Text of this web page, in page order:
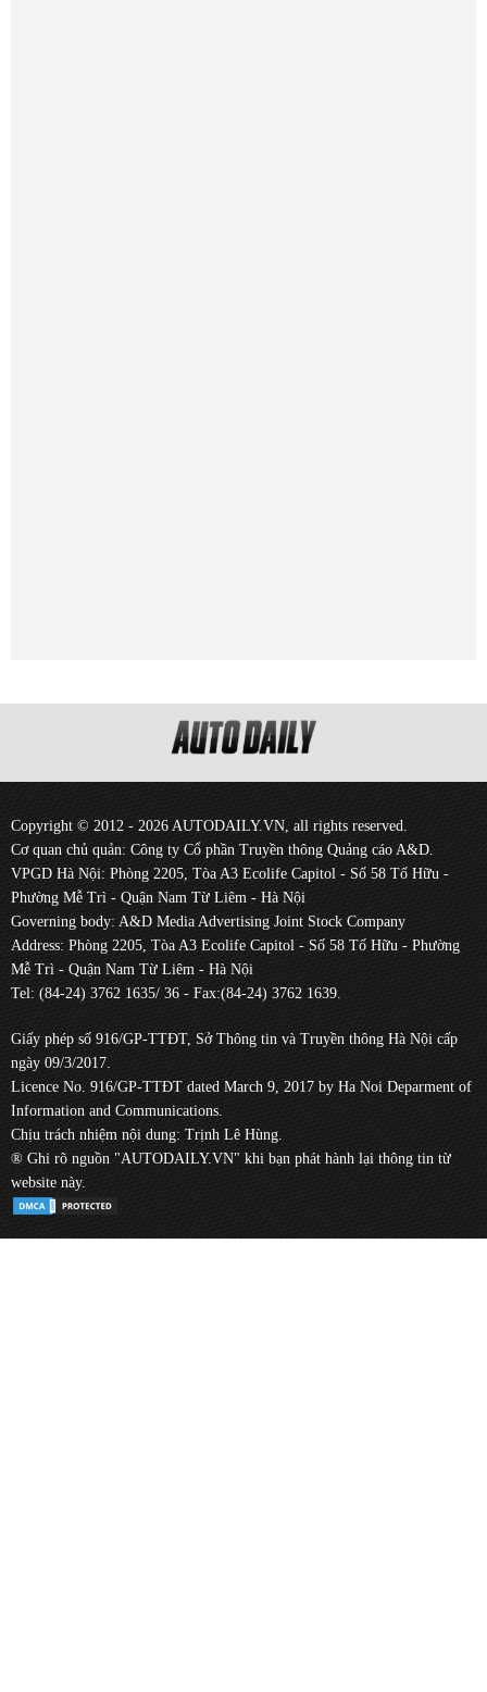
Copyright © 2012 - 2026 AUTODAILY.VN, all rights reserved.
Cơ quan chủ quản: Công ty Cổ phần Truyền thông Quảng cáo A&D.
VPGD Hà Nội: Phòng 2205, Tòa A3 Ecolife Capitol - Số 58 Tố Hữu -
Phường Mễ Trì - Quận Nam Từ Liêm - Hà Nội
Governing body: A&D Media Advertising Joint Stock Company
Address: Phòng 2205, Tòa A3 Ecolife Capitol - Số 58 Tố Hữu - Phường
Mễ Trì - Quận Nam Từ Liêm - Hà Nội
Tel: (84-24) 3762 1635/ 36 - Fax:(84-24) 3762 1639.
Giấy phép số 916/GP-TTĐT, Sở Thông tin và Truyền thông Hà Nội cấp
ngày 09/3/2017.
Licence No. 916/GP-TTĐT dated March 9, 2017 by Ha Noi Deparment of
Information and Communications.
Chịu trách nhiệm nội dung: Trịnh Lê Hùng.
® Ghi rõ nguồn "AUTODAILY.VN" khi bạn phát hành lại thông tin từ
website này.